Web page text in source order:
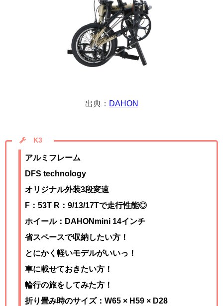
出典： DAHON
K3
アルミフレーム
DFS technology
オリジナル外装3段変速
F：53T R：9/13/17Tで走行性能◎
ホイール：DAHONmini 14インチ
省スペースで収納したい方！
とにかく軽いモデルがいいっ！
車に載せておきたい方！
輪行の旅をしてみた方！
折り畳み時のサイズ： W65 × H59 × D28